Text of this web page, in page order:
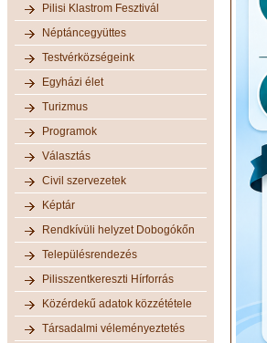
Pilisi Klastrom Fesztivál
Néptáncegyüttes
Testvérközségeink
Egyházi élet
Turizmus
Programok
Választás
Civil szervezetek
Képtár
Rendkívüli helyzet Dobogókőn
Településrendezés
Pilisszentkereszti Hírforrás
Közérdekű adatok közzététele
Társadalmi véleményeztetés